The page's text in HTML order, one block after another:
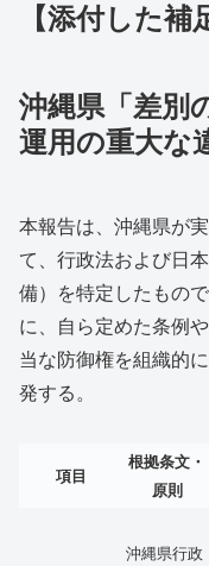
【添付した補
沖縄県「差別
運用の重大な
本報告は、沖縄県が
て、行政法および日
備）を特定したもの
に、自ら定めた条例
当な防御権を組織的
発する。
項目
根拠条文・
原則
沖縄県行政